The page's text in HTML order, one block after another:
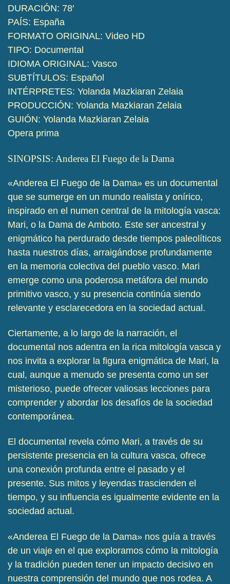
DURACIÓN: 78′
PAÍS: España
FORMATO ORIGINAL: Video HD
TIPO: Documental
IDIOMA ORIGINAL: Vasco
SUBTÍTULOS: Español
INTÉRPRETES: Yolanda Mazkiaran Zelaia
PRODUCCIÓN: Yolanda Mazkiaran Zelaia
GUIÓN: Yolanda Mazkiaran Zelaia
Opera prima
SINOPSIS: Anderea El Fuego de la Dama
«Anderea El Fuego de la Dama» es un documental
que se sumerge en un mundo realista y onírico,
inspirado en el numen central de la mitología vasca:
Mari, o la Dama de Amboto. Este ser ancestral y
enigmático ha perdurado desde tiempos paleolíticos
hasta nuestros días, arraigándose profundamente
en la memoria colectiva del pueblo vasco. Mari
emerge como una poderosa metáfora del mundo
primitivo vasco, y su presencia continúa siendo
relevante y esclarecedora en la sociedad actual.
Ciertamente, a lo largo de la narración, el
documental nos adentra en la rica mitología vasca y
nos invita a explorar la figura enigmática de Mari, la
cual, aunque a menudo se presenta como un ser
misterioso, puede ofrecer valiosas lecciones para
comprender y abordar los desafíos de la sociedad
contemporánea.
El documental revela cómo Mari, a través de su
persistente presencia en la cultura vasca, ofrece
una conexión profunda entre el pasado y el
presente. Sus mitos y leyendas trascienden el
tiempo, y su influencia es igualmente evidente en la
sociedad actual.
«Anderea El Fuego de la Dama» nos guía a través
de un viaje en el que exploramos cómo la mitología
y la tradición pueden tener un impacto decisivo en
nuestra comprensión del mundo que nos rodea. A